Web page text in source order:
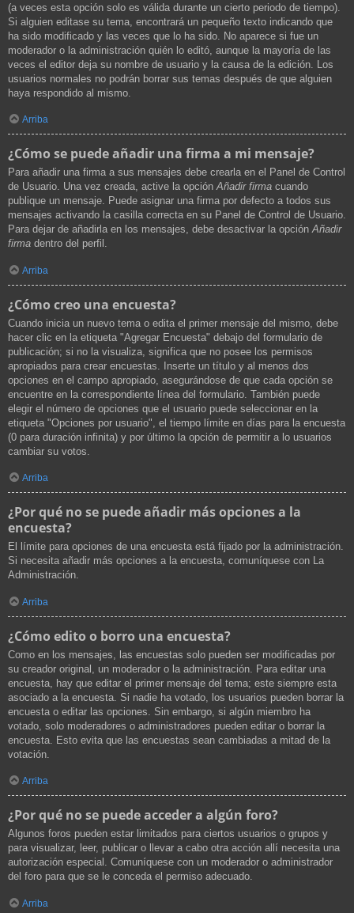
(a veces esta opción solo es válida durante un cierto periodo de tiempo).
Si alguien editase su tema, encontrará un pequeño texto indicando que
ha sido modificado y las veces que lo ha sido. No aparece si fue un
moderador o la administración quién lo editó, aunque la mayoría de las
veces el editor deja su nombre de usuario y la causa de la edición. Los
usuarios normales no podrán borrar sus temas después de que alguien
haya respondido al mismo.
Arriba
¿Cómo se puede añadir una firma a mi mensaje?
Para añadir una firma a sus mensajes debe crearla en el Panel de Control
de Usuario. Una vez creada, active la opciónAñadir firma cuando
publique un mensaje. Puede asignar una firma por defecto a todos sus
mensajes activando la casilla correcta en su Panel de Control de Usuario.
Para dejar de añadirla en los mensajes, debe desactivar la opciónAñadir
firma dentro del perfil.
Arriba
¿Cómo creo una encuesta?
Cuando inicia un nuevo tema o edita el primer mensaje del mismo, debe
hacer clic en la etiqueta "Agregar Encuesta" debajo del formulario de
publicación; si no la visualiza, significa que no posee los permisos
apropiados para crear encuestas. Inserte un título y al menos dos
opciones en el campo apropiado, asegurándose de que cada opción se
encuentre en la correspondiente línea del formulario. También puede
elegir el número de opciones que el usuario puede seleccionar en la
etiqueta "Opciones por usuario", el tiempo límite en días para la encuesta
(0 para duración infinita) y por último la opción de permitir a lo usuarios
cambiar su votos.
Arriba
¿Por qué no se puede añadir más opciones a la
encuesta?
El límite para opciones de una encuesta está fijado por la administración.
Si necesita añadir más opciones a la encuesta, comuníquese con La
Administración.
Arriba
¿Cómo edito o borro una encuesta?
Como en los mensajes, las encuestas solo pueden ser modificadas por
su creador original, un moderador o la administración. Para editar una
encuesta, hay que editar el primer mensaje del tema; este siempre esta
asociado a la encuesta. Si nadie ha votado, los usuarios pueden borrar la
encuesta o editar las opciones. Sin embargo, si algún miembro ha
votado, solo moderadores o administradores pueden editar o borrar la
encuesta. Esto evita que las encuestas sean cambiadas a mitad de la
votación.
Arriba
¿Por qué no se puede acceder a algún foro?
Algunos foros pueden estar limitados para ciertos usuarios o grupos y
para visualizar, leer, publicar o llevar a cabo otra acción allí necesita una
autorización especial. Comuníquese con un moderador o administrador
del foro para que se le conceda el permiso adecuado.
Arriba